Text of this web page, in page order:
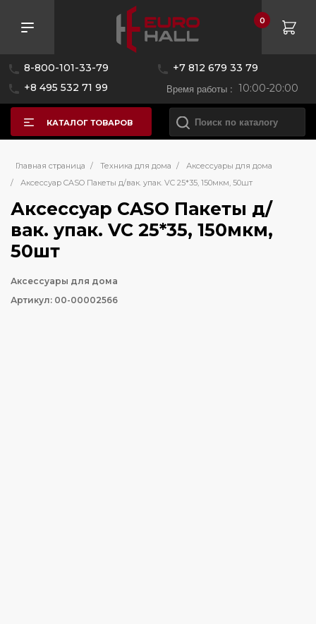
8-800-101-33-79
+7 812 679 33 79
+8 495 532 71 99
Время работы : 10:00-20:00
0
КАТАЛОГ ТОВАРОВ
Главная страница / Техника для дома /
Аксессуары для дома
/
Аксессуар CASO Пакеты д/вак. упак. VC 25*35, 150мкм, 50шт
Аксессуар CASO Пакеты д/
вак. упак. VC 25*35, 150мкм,
50шт
Аксессуары для дома
Артикул: 00-00002566